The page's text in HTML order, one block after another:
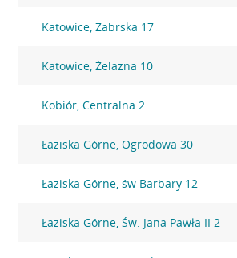
Katowice, Zabrska 17
Katowice, Żelazna 10
Kobiór, Centralna 2
Łaziska Górne, Ogrodowa 30
Łaziska Górne, św Barbary 12
Łaziska Górne, Św. Jana Pawła II 2